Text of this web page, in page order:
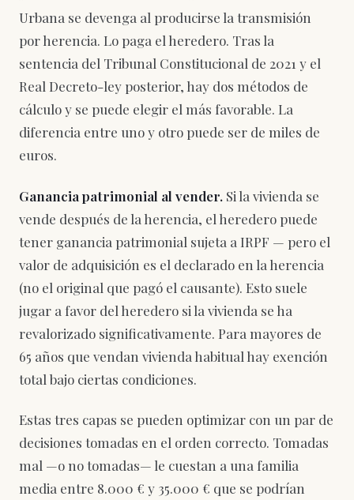
Urbana se devenga al producirse la transmisión
por herencia. Lo paga el heredero. Tras la
sentencia del Tribunal Constitucional de 2021 y el
Real Decreto-ley posterior, hay dos métodos de
cálculo y se puede elegir el más favorable. La
diferencia entre uno y otro puede ser de miles de
euros.
Ganancia patrimonial al vender. Si la vivienda se
vende después de la herencia, el heredero puede
tener ganancia patrimonial sujeta a IRPF — pero el
valor de adquisición es el declarado en la herencia
(no el original que pagó el causante). Esto suele
jugar a favor del heredero si la vivienda se ha
revalorizado significativamente. Para mayores de
65 años que vendan vivienda habitual hay exención
total bajo ciertas condiciones.
Estas tres capas se pueden optimizar con un par de
decisiones tomadas en el orden correcto. Tomadas
mal —o no tomadas— le cuestan a una familia
media entre 8.000 € y 35.000 € que se podrían